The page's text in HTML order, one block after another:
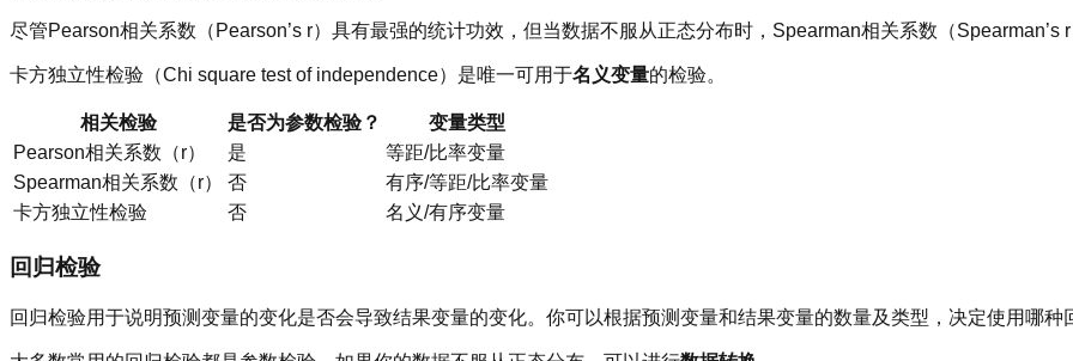
尽管Pearson相关系数（Pearson’s r）具有最强的统计功效，但当数据不服从正态分布时，Spearman相关系数（Spearman’s
卡方独立性检验（Chi square test of independence）是唯一可用于名义变量的检验。
相关检验 是否为参数检验？
变量类型
Pearson相关系数（r）
是
等距/比率变量
Spearman相关系数（r）
否
有序/等距/比率变量
卡方独立性检验
否 名义/有序变量
回归检验
回归检验用于说明预测变量的变化是否会导致结果变量的变化。你可以根据预测变量和结果变量的数量及类型，决定使用哪种